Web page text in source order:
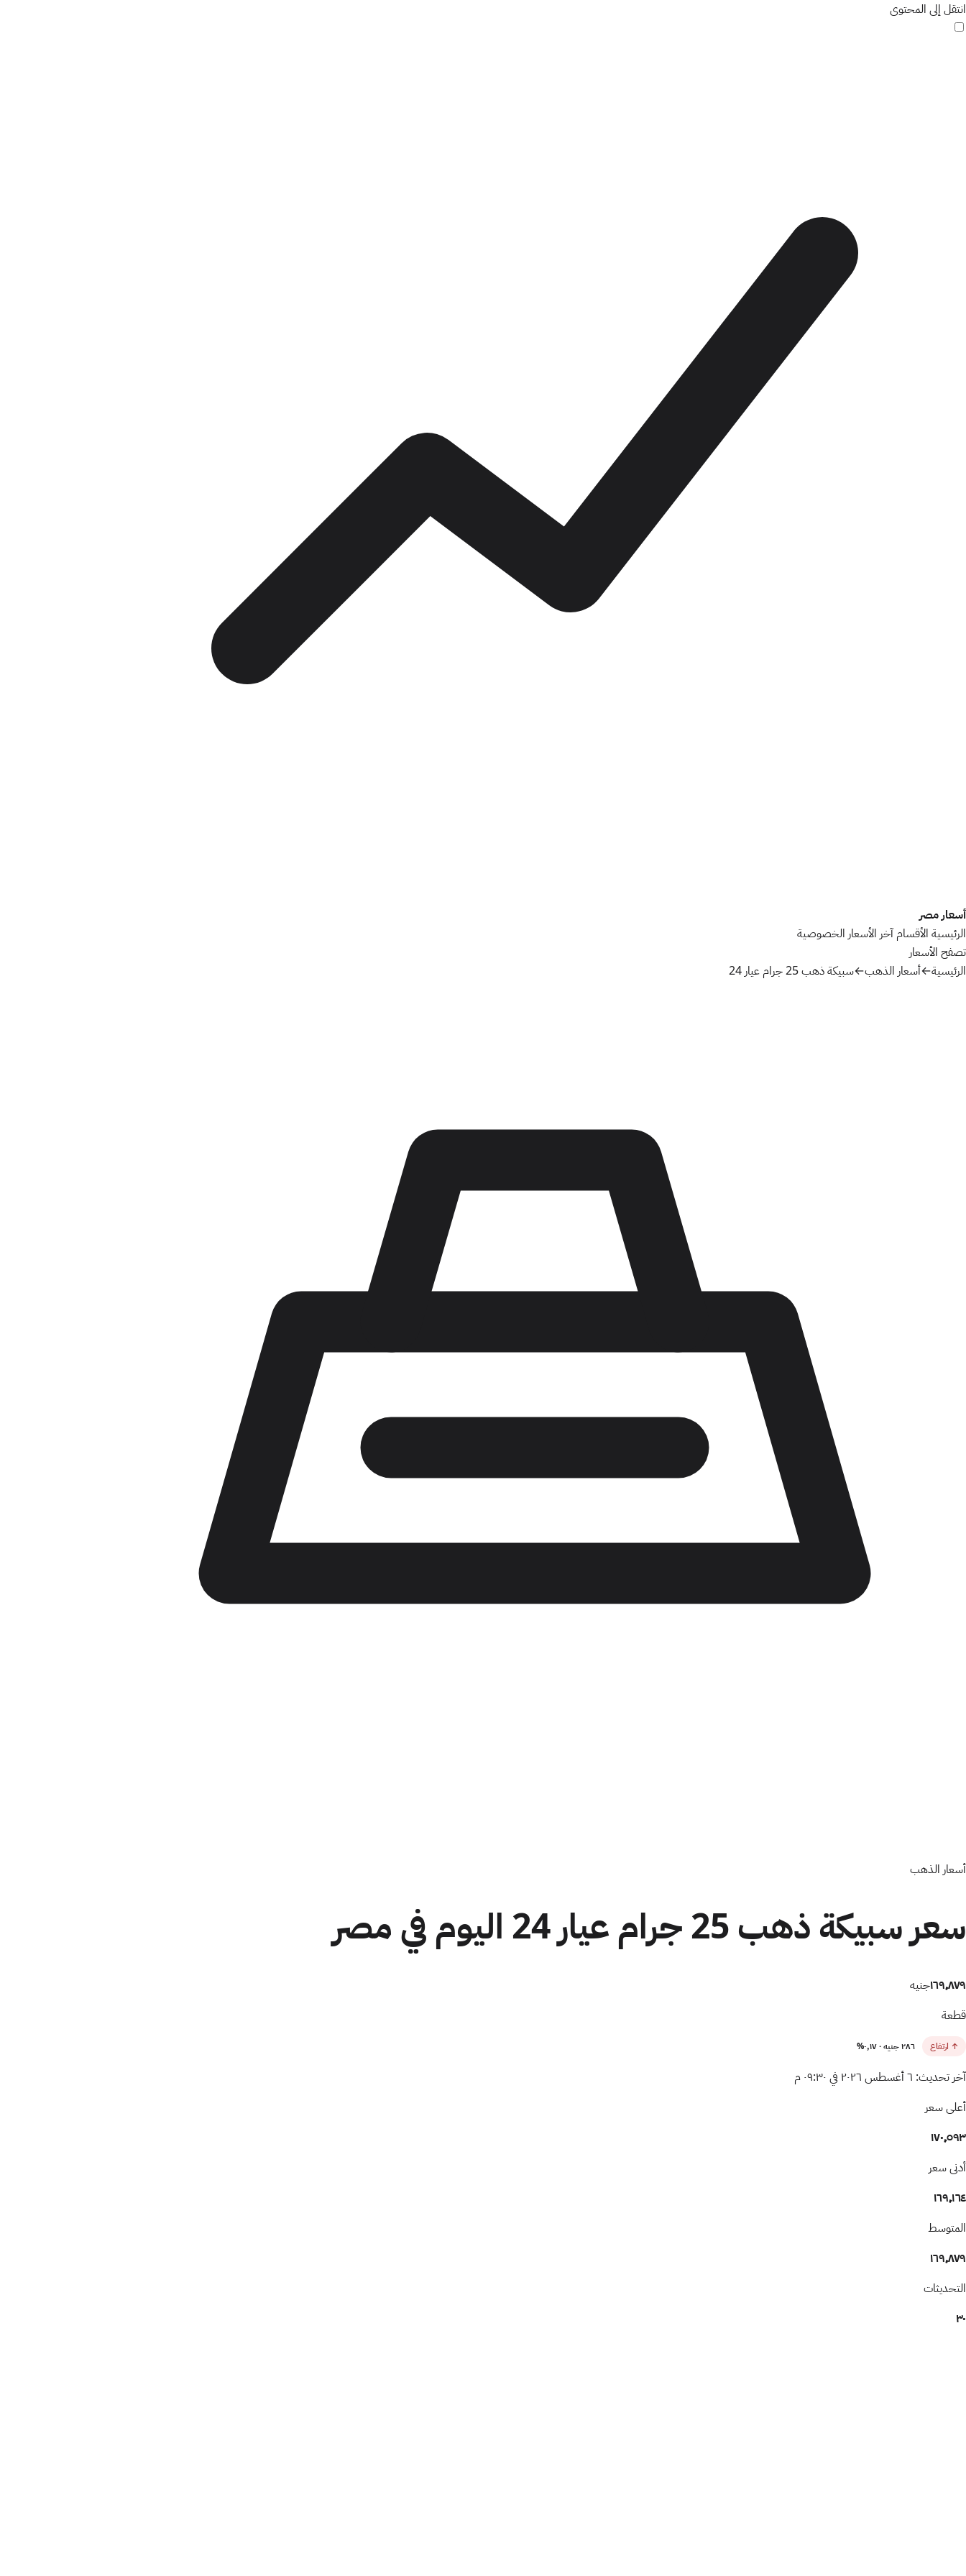
انتقل إلى المحتوى
أسعار مصر
الرئيسية الأقسام آخر الأسعار الخصوصية
تصفح الأسعار
الرئيسية←أسعار الذهب←سبيكة ذهب 25 جرام عيار 24
أسعار الذهب
سعر سبيكة ذهب 25 جرام عيار 24 اليوم في مصر
١٦٩٬٨٧٩جنيه
قطعة
↑ ارتفاع ٢٨٦جنيه ·٠٫١٧%
آخر تحديث: ٦ أغسطس ٢٠٢٦ في ٠٩:٣٠ م
أعلى سعر
١٧٠٬٥٩٣
أدنى سعر
١٦٩٬١٦٤
المتوسط
١٦٩٬٨٧٩
التحديثات
٣٠